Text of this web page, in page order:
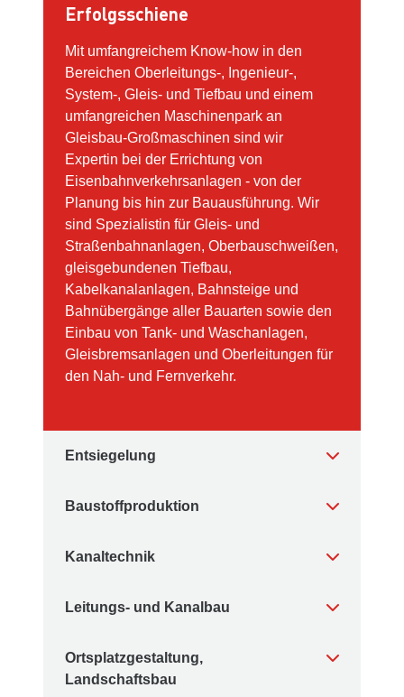
Erfolgsschiene
Mit umfangreichem Know-how in den
Bereichen Oberleitungs-, Ingenieur-,
System-, Gleis- und Tiefbau und einem
umfangreichen Maschinenpark an
Gleisbau-Großmaschinen sind wir
Expertin bei der Errichtung von
Eisenbahnverkehrsanlagen - von der
Planung bis hin zur Bauausführung. Wir
sind Spezialistin für Gleis- und
Straßenbahnanlagen, Oberbauschweißen,
gleisgebundenen Tiefbau,
Kabelkanalanlagen, Bahnsteige und
Bahnübergänge aller Bauarten sowie den
Einbau von Tank- und Waschanlagen,
Gleisbremsanlagen und Oberleitungen für
den Nah- und Fernverkehr.
Entsiegelung
Baustoffproduktion
Kanaltechnik
Leitungs- und Kanalbau
Ortsplatzgestaltung,
Landschaftsbau